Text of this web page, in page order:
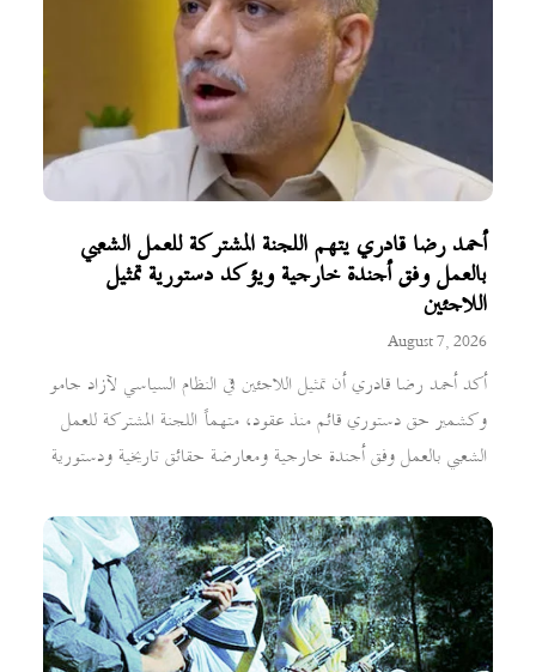
أحمد رضا قادري يتهم اللجنة المشتركة للعمل الشعبي
بالعمل وفق أجندة خارجية ويؤكد دستورية تمثيل
اللاجئين
August 7, 2026
أكد أحمد رضا قادري أن تمثيل اللاجئين في النظام السياسي لآزاد جامو
وكشمير حق دستوري قائم منذ عقود، متهماً اللجنة المشتركة للعمل
الشعبي بالعمل وفق أجندة خارجية ومعارضة حقائق تاريخية ودستورية